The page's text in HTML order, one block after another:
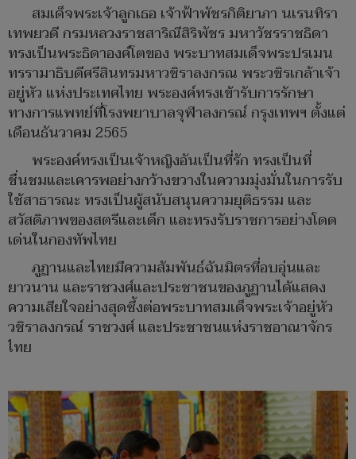
สมเด็จพระเจ้าลูกเธอ เจ้าฟ้าพัชรกิติยาภา นเรนทิรา
เทพยวดี กรมหลวงราชสาริณีสิริพัชร มหาวัชรราชธิดา
ทรงเป็นพระธิดาองค์โตของ พระบาทสมเด็จพระปรเมน
ทรรามาธิบดีศรีสินทรมหาวชิราลงกรณ พระวชิรเกล้าเจ้า
อยู่หัว แห่งประเทศไทย พระองค์ทรงเข้ารับการรักษา
ทางการแพทย์ที่โรงพยาบาลจุฬาลงกรณ์ กรุงเทพฯ ตั้งแต่
เดือนธันวาคม 2565
พระองค์ทรงเป็นเจ้าหญิงอันเป็นที่รัก ทรงเป็นที่
ชื่นชมและเคารพอย่างกว้างขวางในความมุ่งมั่นในการรับ
ใช้สาธารณะ ทรงเป็นผู้สนับสนุนความยุติธรรม และ
สวัสดิภาพของสตรีและเด็ก และทรงรับราชการอย่างโดด
เด่นในกองทัพไทย
ภูฏานและไทยมีความสัมพันธ์ฉันมิตรที่อบอุ่นและ
ยาวนาน และราชวงศ์และประชาชนของภูฏานได้แสดง
ความเสียใจอย่างสุดซึ้งต่อพระบาทสมเด็จพระเจ้าอยู่หัว
วชิราลงกรณ์ ราชวงศ์ และประชาชนแห่งราชอาณาจักร
ไทย